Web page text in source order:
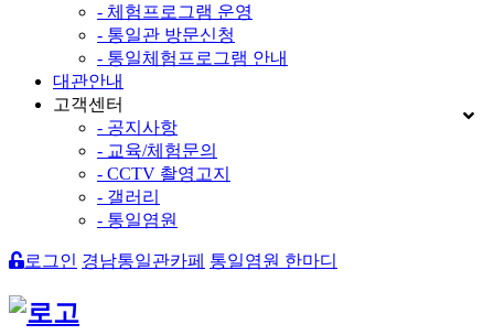
- 체험프로그램 운영
- 통일관 방문신청
- 통일체험프로그램 안내
대관안내
고객센터
- 공지사항
- 교육/체험문의
- CCTV 촬영고지
- 갤러리
- 통일염원
로그인 경남통일관카페 통일염원 한마디